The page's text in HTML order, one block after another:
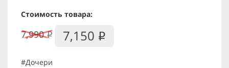
Стоимость товара:
7,990i 7,150 i
#Дочери